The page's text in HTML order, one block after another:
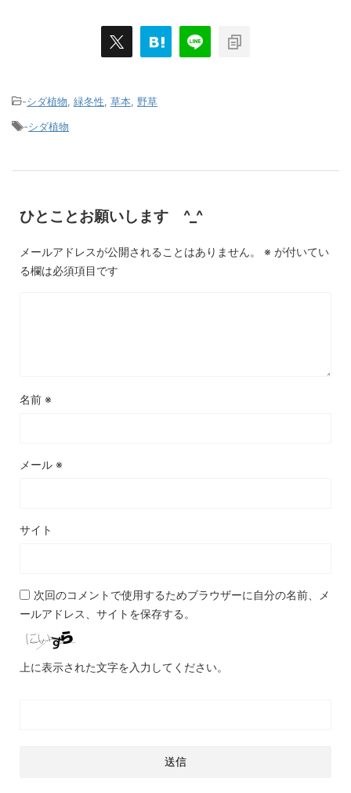
-シダ植物 緑冬性 草本 野草
-シダ植物
ひとことお願いします ^_^
メールアドレスが公開されることはありません。 ※ が付いてい
る欄は必須項目です
名前 ※
メール ※
サイト
次回のコメントで使用するためブラウザーに自分の名前、メ
ールアドレス、サイトを保存する。
上に表示された文字を入力してください。